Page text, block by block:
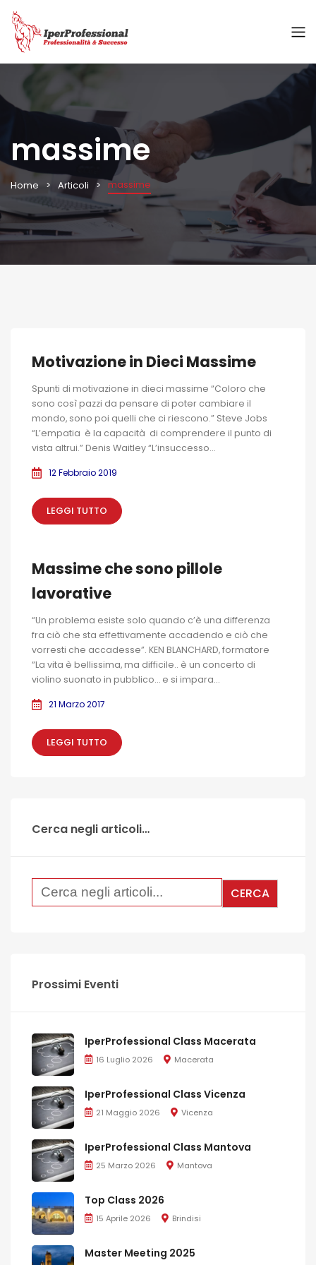
massime
Home Articoli massime
Motivazione in Dieci Massime
Spunti di motivazione in dieci massime “Coloro che
sono così pazzi da pensare di poter cambiare il
mondo, sono poi quelli che ci riescono.” Steve Jobs
“L’empatia è la capacità di comprendere il punto di
vista altrui.” Denis Waitley “L’insuccesso...
12 Febbraio 2019
LEGGI TUTTO
Massime che sono pillole
lavorative
“Un problema esiste solo quando c’è una differenza
fra ciò che sta effettivamente accadendo e ciò che
vorresti che accadesse”. KEN BLANCHARD, formatore
“La vita è bellissima, ma difficile.. è un concerto di
violino suonato in pubblico… e si impara...
21 Marzo 2017
LEGGI TUTTO
Cerca negli articoli…
Prossimi Eventi
IperProfessional Class Macerata
16 Luglio 2026 Macerata
IperProfessional Class Vicenza
21 Maggio 2026 Vicenza
IperProfessional Class Mantova
25 Marzo 2026 Mantova
Top Class 2026
15 Aprile 2026 Brindisi
Master Meeting 2025